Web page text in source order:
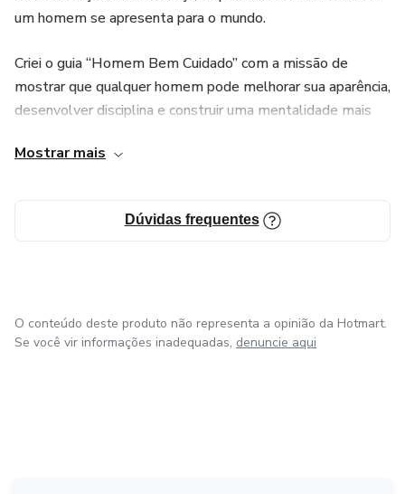
um homem se apresenta para o mundo.
Criei o guia “Homem Bem Cuidado” com a missão de
mostrar que qualquer homem pode melhorar sua aparência,
desenvolver disciplina e construir uma mentalidade mais
claros e fáceis de aplicar, além de um desafio prático que
Meu trabalho é compartilhar conhecimento, incentivar a
Mostrar mais
Dúvidas frequentes
O conteúdo deste produto não representa a opinião da Hotmart.
Se você vir informações inadequadas, denuncie aqui